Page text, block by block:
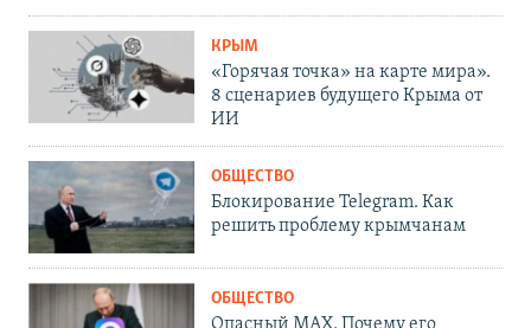
КРЫМ
«Горячая точка» на карте мира».
8 сценариев будущего Крыма от
ИИ
ОБЩЕСТВО
Блокирование Telegram. Как
решить проблему крымчанам
ОБЩЕСТВО